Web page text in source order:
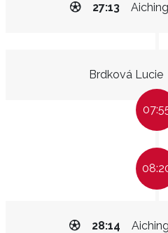
27:13
Brdková Lucie
28:14